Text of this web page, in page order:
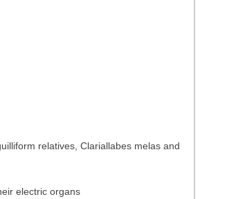
relatives, Clariallabes melas and
electric organs